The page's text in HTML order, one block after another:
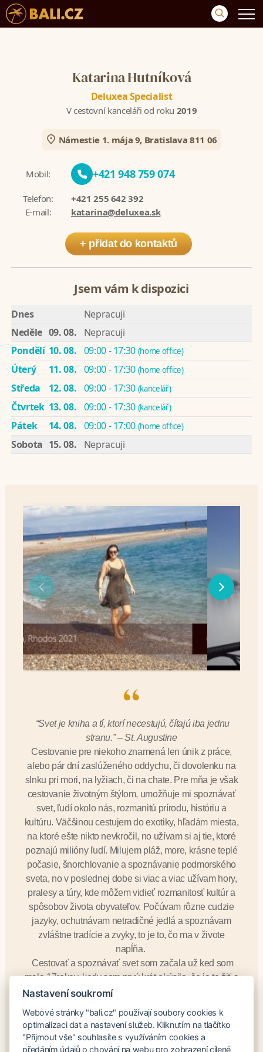
Katarina Hutníková
Deluxea Specialist
V cestovní kanceláři od roku 2019
Námestie 1. mája 9, Bratislava 811 06
Mobil: +421 948 759 074
Telefon:
+421 255 642 392
E-mail:
katarina@deluxea.sk
+ přidat do kontaktů
Jsem vám k dispozici
Dnes
Nepracuji
Neděle 09. 08.
Nepracuji
Pondělí 10. 08. 09:00 - 17:30 (home office)
Úterý 11. 08. 09:00 - 17:30 (home office)
Středa 12. 08. 09:00 - 17:30 (kancelář)
Čtvrtek 13. 08. 09:00 - 17:30 (kancelář)
Pátek 14. 08. 09:00 - 17:00 (home office)
Sobota 15. 08. Nepracuji
“Svet je kniha a tí, ktorí necestujú, čítajú iba jednu
stranu.” – St. Augustine
Cestovanie pre niekoho znamená len únik z práce,
alebo pár dní zaslúženého oddychu, či dovolenku na
slnku pri mori, na lyžiach, či na chate. Pre mňa je však
cestovanie životným štýlom, umožňuje mi spoznávať
svet, ľudí okolo nás, rozmanitú prírodu, históriu a
kultúru. Väčšinou cestujem do exotiky, hľadám miesta,
na ktoré ešte nikto nevkročil, no užívam si aj tie, ktoré
poznajú milióny ľudí. Milujem pláž, more, krásne teplé
počasie, šnorchlovanie a spoznávanie podmorského
sveta, no v poslednej dobe si viac a viac užívam hory,
pralesy a túry, kde môžem vidieť rozmanitosť kultúr a
spôsobov života obyvateľov. Počúvam rôzne cudzie
jazyky, ochutnávam netradičné jedlá a spoznávam
zvláštne tradície a zvyky, to je to, čo ma v živote
napĺňa.
Cestovať a spoznávať svet som začala už ked som
mala 17rokov, kedy som prvý krát okúsila, čo je to žiť a
pracovať v zahraničí, vďaka mojej špecializácii na
možnosť vycestovať do úžasnej siete rezortov Sani na
Chalkidikách v Grécku, kde som mala možnosť
spoznať pravú chuť luxusu. Vďaka Grécku som už
Nastavení soukromí
Webové stránky "bali.cz" používají soubory cookies k
optimalizaci dat a nastavení služeb. Kliknutím na tlačítko
"Přijmout vše" souhlasíte s využíváním cookies a
předáním údajů o chování na webu pro zobrazení cílené